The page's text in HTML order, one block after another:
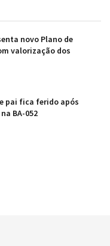
novo Plano de
valorização dos
pai fica ferido após
BA-052